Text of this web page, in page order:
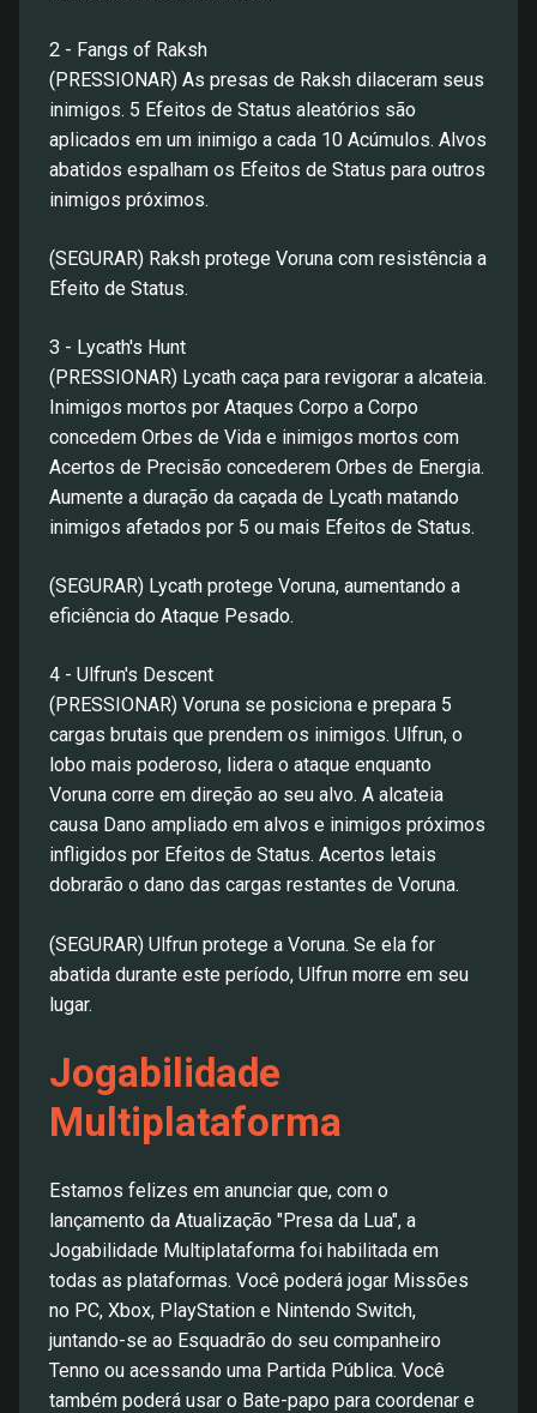
2 - Fangs of Raksh
(PRESSIONAR) As presas de Raksh dilaceram seus
inimigos. 5 Efeitos de Status aleatórios são
aplicados em um inimigo a cada 10 Acúmulos. Alvos
abatidos espalham os Efeitos de Status para outros
inimigos próximos.
(SEGURAR) Raksh protege Voruna com resistência a
Efeito de Status.
3 - Lycath's Hunt
(PRESSIONAR) Lycath caça para revigorar a alcateia.
Inimigos mortos por Ataques Corpo a Corpo
concedem Orbes de Vida e inimigos mortos com
Acertos de Precisão concederem Orbes de Energia.
Aumente a duração da caçada de Lycath matando
inimigos afetados por 5 ou mais Efeitos de Status.
(SEGURAR) Lycath protege Voruna, aumentando a
eficiência do Ataque Pesado.
4 - Ulfrun's Descent
(PRESSIONAR) Voruna se posiciona e prepara 5
cargas brutais que prendem os inimigos. Ulfrun, o
lobo mais poderoso, lidera o ataque enquanto
Voruna corre em direção ao seu alvo. A alcateia
causa Dano ampliado em alvos e inimigos próximos
infligidos por Efeitos de Status. Acertos letais
dobrarão o dano das cargas restantes de Voruna.
(SEGURAR) Ulfrun protege a Voruna. Se ela for
abatida durante este período, Ulfrun morre em seu
lugar.
Jogabilidade
Multiplataforma
Estamos felizes em anunciar que, com o
lançamento da Atualização "Presa da Lua", a
Jogabilidade Multiplataforma foi habilitada em
todas as plataformas. Você poderá jogar Missões
no PC, Xbox, PlayStation e Nintendo Switch,
juntando-se ao Esquadrão do seu companheiro
Tenno ou acessando uma Partida Pública. Você
também poderá usar o Bate-papo para coordenar e